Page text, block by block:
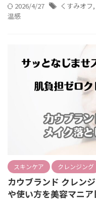
2026/4/27 くすみオフ,
温感
スキンケア クレンジング
カウブランド クレン
や使い方を美容マニ